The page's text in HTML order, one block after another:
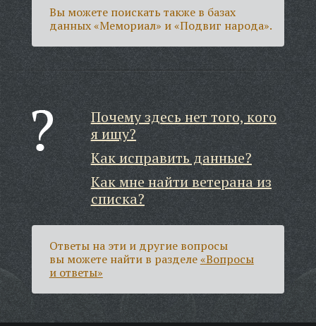
Вы можете поискать также в базах
данных «Мемориал» и «Подвиг народа».
Почему здесь нет того, кого
я ищу?
Как исправить данные?
Как мне найти ветерана из
списка?
Ответы на эти и другие вопросы
вы можете найти в разделе«Вопросы
и ответы»